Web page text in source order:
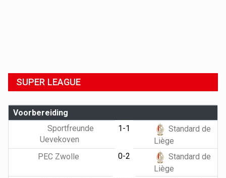
SUPER LEAGUE
Voorbereiding
Sportfreunde
Uevekoven
1-1
Standard de
Liège
PEC Zwolle
0-2
Standard de
Liège